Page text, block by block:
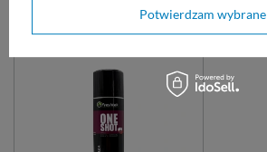
Proponujemy również:
Potwierdzam wybrane